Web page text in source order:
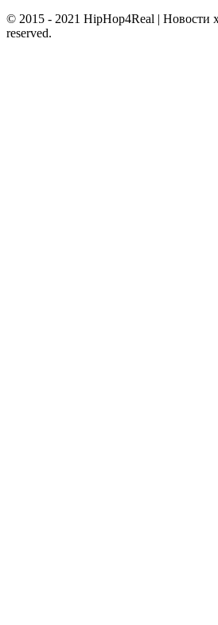
© 2015 - 2021 HipHop4Real | Новости
reserved.